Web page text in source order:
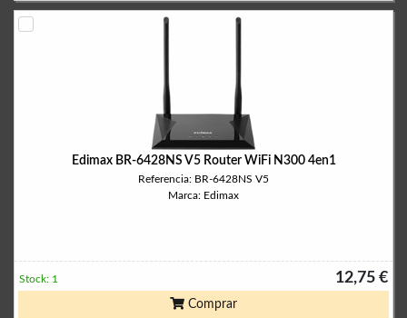
Edimax BR-6428NS V5 Router WiFi N300 4en1
Referencia: BR-6428NS V5
Marca: Edimax
12,75 €
Stock: 1
Comprar